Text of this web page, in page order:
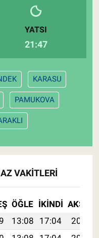
YATSI
21:47
KARASU
PAMUKOVA
VAKITLERI
ÖĞLE İKINDI AKŞAM
13:08 17:04
20:28